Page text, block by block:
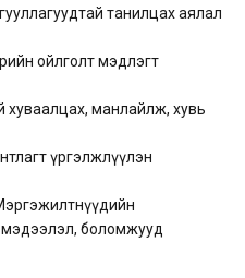
танилцах аялал
ойлголт мэдлэгт
манлайлж, хувь
үргэлжлүүлэн
мэдээлэл, боломжууд